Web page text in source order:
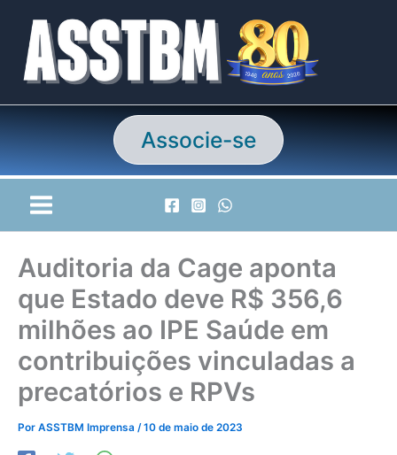
conteúdo
Associe-se
Auditoria da Cage aponta
que Estado deve R$ 356,6
milhões ao IPE Saúde em
contribuições vinculadas a
precatórios e RPVs
Por ASSTBM Imprensa /10 de maio de 2023